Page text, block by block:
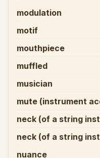
modulation
motif
mouthpiece
muffled
musician
mute (instrument
neck (of a string
neck (of a string
nuance